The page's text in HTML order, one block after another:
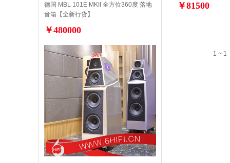
德国 MBL 101E MKII 全方位360度 落地
音箱【全新行货】
￥480000
￥81500
1 ~ 1